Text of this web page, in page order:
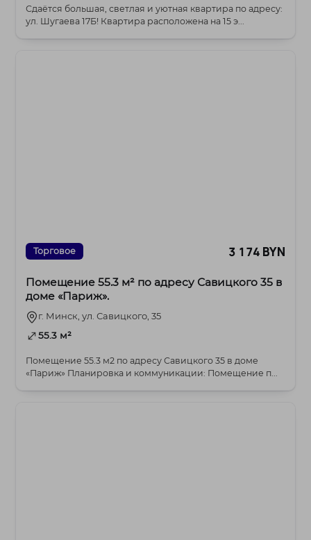
Сдаётся большая, светлая и уютная квартира по адресу:
ул. Шугаева 17Б! Квартира расположена на 15 э...
Торговое 3 174 BYN
Помещение 55.3 м² по адресу Савицкого 35 в
доме «Париж».
г. Минск, ул. Савицкого, 35
55.3 м²
Помещение 55.3 м2 по адресу Савицкого 35 в доме
«Париж» Планировка и коммуникации: Помещение п...